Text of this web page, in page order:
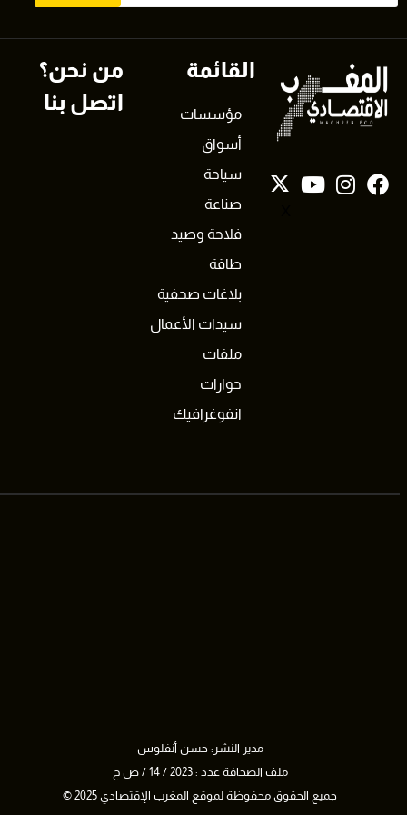
القائمة
مؤسسات
أسواق
سياحة
صناعة
فلاحة وصيد
طاقة
بلاغات صحفية
سيدات الأعمال
ملفات
حوارات
انفوغرافيك
من نحن؟
اتصل بنا
مدير النشر: حسن أنفلوس
ملف الصحافة عدد : 2023 / 14 / ص ح
جميع الحقوق محفوظة لموقع المغرب الإقتصادي 2025 ©